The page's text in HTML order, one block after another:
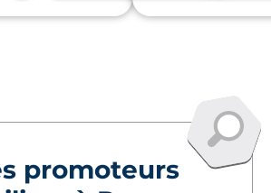
haute qualité.
promoteurs